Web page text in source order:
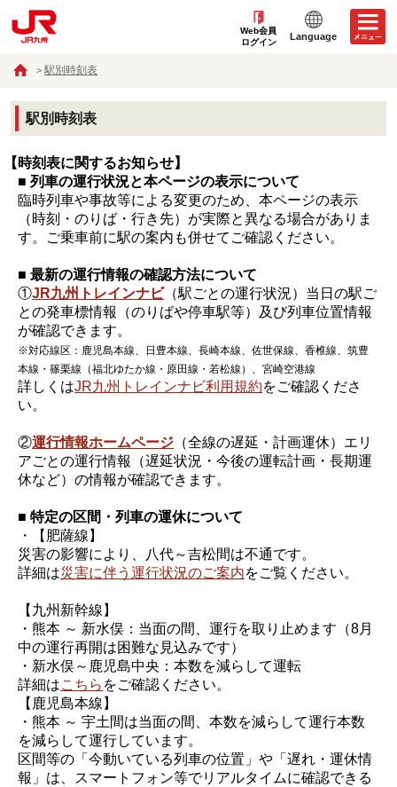
Web会員
ログイン
Language
駅別時刻表
駅別時刻表
【時刻表に関するお知らせ】
■ 列車の運行状況と本ページの表示について
臨時列車や事故等による変更のため、本ページの表示
（時刻・のりば・行き先）が実際と異なる場合がありま
す。ご乗車前に駅の案内も併せてご確認ください。
■ 最新の運行情報の確認方法について
①JR九州トレインナビ（駅ごとの運行状況）当日の駅ご
との発車標情報（のりばや停車駅等）及び列車位置情報
が確認できます。
※対応線区：鹿児島本線、日豊本線、長崎本線、佐世保線、香椎線、筑豊
本線・篠栗線（福北ゆたか線・原田線・若松線）、宮崎空港線
詳しくはJR九州トレインナビ利用規約をご確認くださ
い。
②運行情報ホームページ （全線の遅延・計画運休）エリ
アごとの運行情報（遅延状況・今後の運転計画・長期運
休など）の情報が確認できます。
■ 特定の区間・列車の運休について
・【肥薩線】
災害の影響により、八代～吉松間は不通です。
詳細は災害に伴う運行状況のご案内をご覧ください。
【九州新幹線】
・熊本 ～ 新水俣：当面の間、運行を取り止めます（8月
中の運行再開は困難な見込みです）
・新水俣～鹿児島中央：本数を減らして運転
詳細はこちら をご確認ください。
【鹿児島本線】
・熊本 ～ 宇土間は当面の間、本数を減らして運行本数
を減らして運行しています。
区間等の「今動いている列車の位置」や「遅れ・運休情
報」は、スマートフォン等でリアルタイムに確認できる